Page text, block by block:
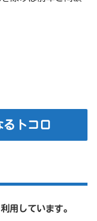
トコロ
用しています。